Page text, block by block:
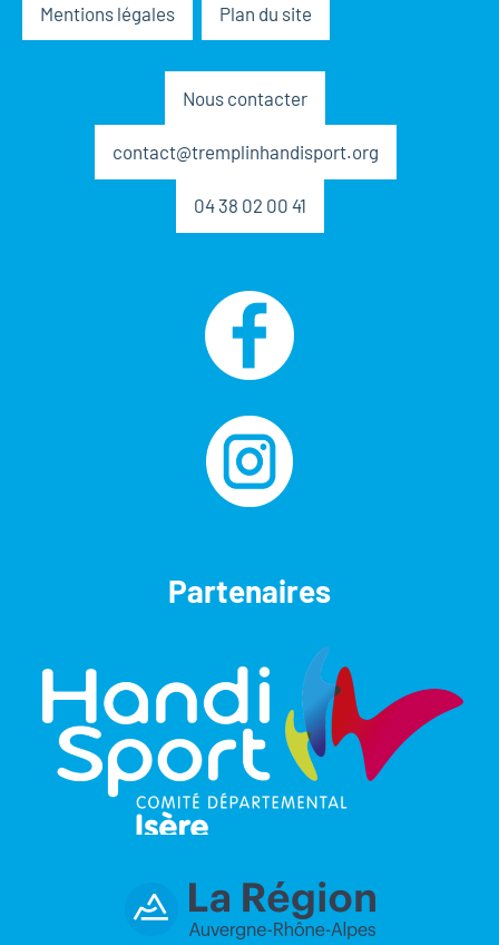
Mentions légales Plan du site
Nous contacter
contact@tremplinhandisport.org
04 38 02 00 41
Partenaires